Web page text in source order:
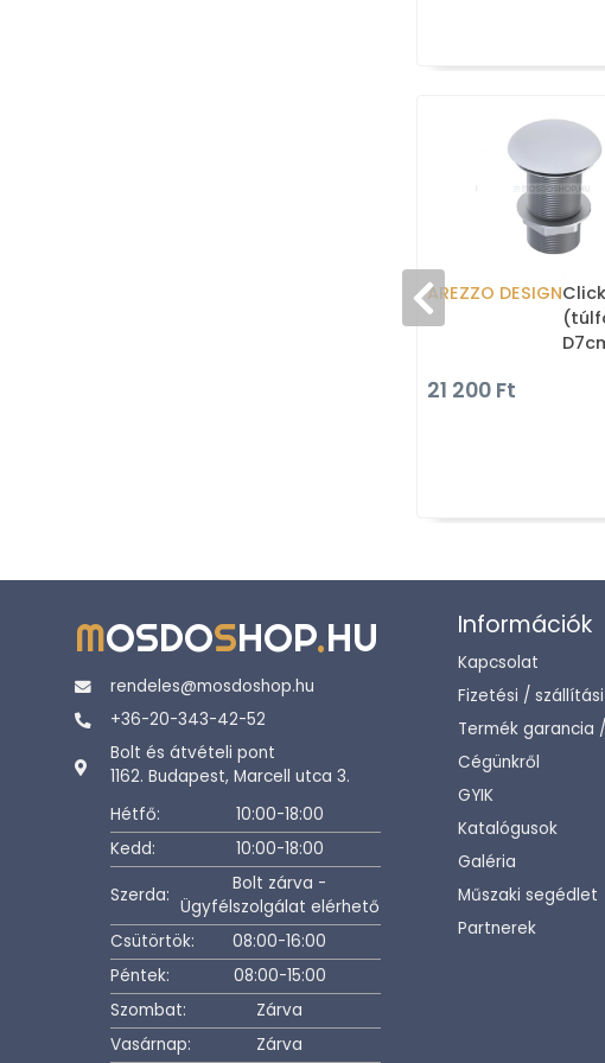
AREZZO DESIGN
21 200 Ft
MOSDOSHOP.HU
rendeles@mosdoshop.hu
+36-20-343-42-52
Bolt és átvételi pont
1162. Budapest, Marcell utca 3.
Hétfő:
10:00-18:00
Kedd:
10:00-18:00
Szerda:
Bolt zárva -
Ügyfélszolgálat elérhető
Csütörtök:
08:00-16:00
Péntek:
08:00-15:00
Szombat:
Zárva
Vasárnap:
Zárva
Információk
Kapcsolat
Fizetési /
Termék garancia
Cégünkről
GYIK
Katalógusok
Galéria
Műszaki segédlet
Partnerek